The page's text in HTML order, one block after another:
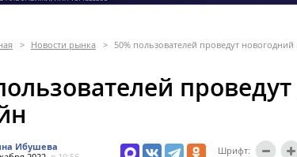
> Новости рынка > 50% пользователей проведут
Ибушева
Шрифт: